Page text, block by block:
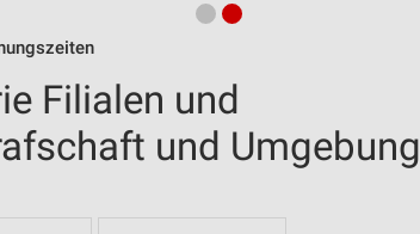
Filialen und
und Umgebung